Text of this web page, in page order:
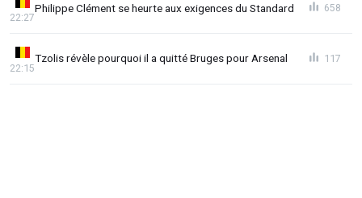
Philippe Clément se heurte aux exigences du Standard
22:27
658
Tzolis révèle pourquoi il a quitté Bruges pour Arsenal
22:15
117